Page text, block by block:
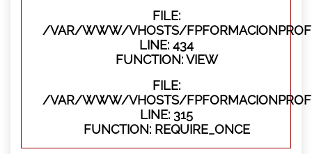
FILE:
/VAR/WWW/VHOSTS/
LINE: 434
FUNCTION: VIEW
FILE:
/VAR/WWW/VHOSTS/
LINE: 315
FUNCTION: REQUIRE_ONCE